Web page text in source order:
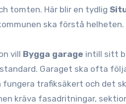
tomten. Här blir en tydlig
ska förstå helheten.
vill Bygga garage intill sitt
Garaget ska ofta
trafiksäkert och det
kräva fasadritningar,